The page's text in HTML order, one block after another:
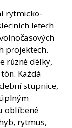
rytmicko-
letech
projektech.
různé délky,
Každá
stupnice,
oblíbené
rytmus,